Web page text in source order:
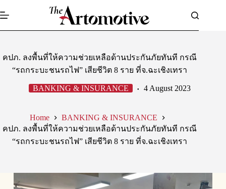
to
คปภ. ลงพื้นที่ให้ความช่วยเหลือด้านประกันภัยทันที กรณี
“รถกระบะชนรถไฟ” เสียชีวิต 8 ราย ที่จ.ฉะเชิงเทรา
BANKING & INSURANCE 4 August 2023
Home
BANKING & INSURANCE
คปภ. ลงพื้นที่ให้ความช่วยเหลือด้านประกันภัยทันที กรณี
“รถกระบะชนรถไฟ” เสียชีวิต 8 ราย ที่จ.ฉะเชิงเทรา